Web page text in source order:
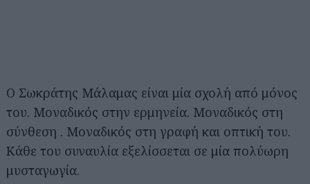
Ο Σωκράτης Μάλαμας είναι μία σχολή από μόνος
του. Μοναδικός στην ερμηνεία. Μοναδικός στη
σύνθεση . Μοναδικός στη γραφή και οπτική του.
Κάθε του συναυλία εξελίσσεται σε μία πολύωρη
μυσταγωγία.